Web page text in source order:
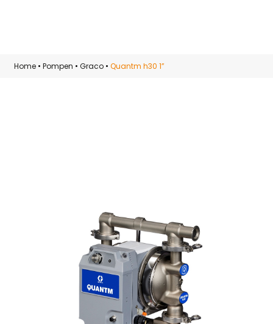
Skip to main content
Home •Pompen •Graco •Quantm h30 1”